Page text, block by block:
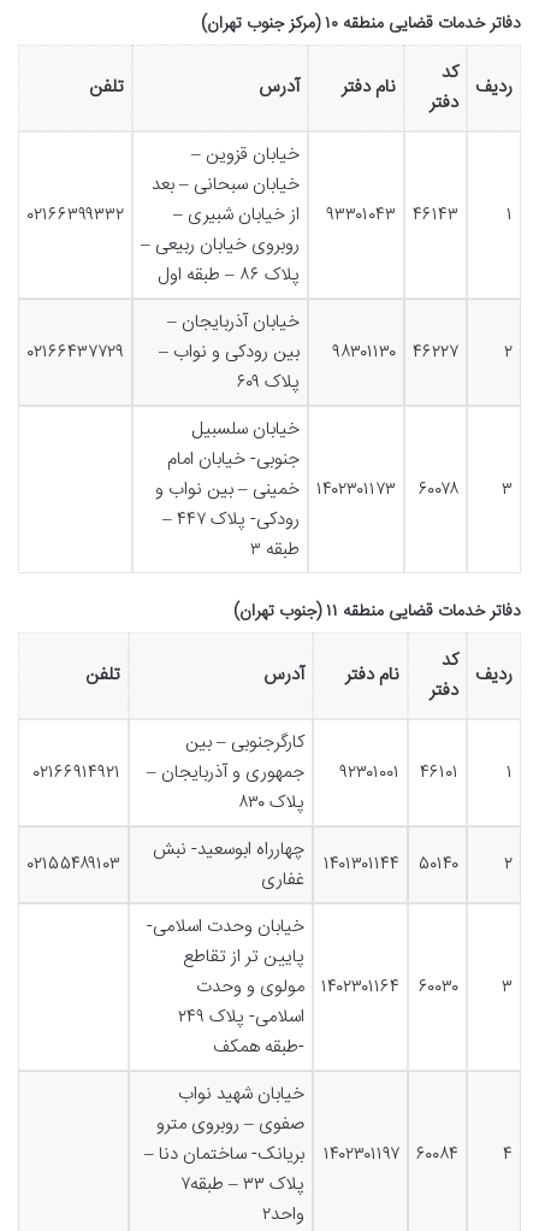
دفاتر خدمات قضایی منطقه ۱۰ (مرکز جنوب تهران)
ردیف کد
دفتر
نام دفتر آدرس تلفن
۱ ۴۶۱۴۳ ۹۳۳۰۱۰۴۳
خیابان قزوین –
خیابان سبحانی – بعد
از خیابان شبیری –
روبروی خیابان ربیعی –
پلاک ۸۶ – طبقه اول
۰۲۱۶۶۳۹۹۳۳۲
۲ ۴۶۲۲۷ ۹۸۳۰۱۱۳۰
خیابان آذربایجان –
بین رودکی و نواب –
پلاک ۶۰۹
۰۲۱۶۶۴۳۷۷۲۹
۳ ۶۰۰۷۸ ۱۴۰۲۳۰۱۱۷۳
خیابان سلسبیل
جنوبی- خیابان امام
خمینی – بین نواب و
رودکی- پلاک ۴۴۷ –
طبقه ۳
دفاتر خدمات قضایی منطقه ۱۱ (جنوب تهران)
ردیف کد
دفتر
نام دفتر آدرس تلفن
۱ ۴۶۱۰۱ ۹۲۳۰۱۰۰۱
کارگرجنوبی – بین
جمهوری و آذربایجان –
پلاک ۸۳۰
۰۲۱۶۶۹۱۴۹۲۱
۲ ۵۰۱۴۰ ۱۴۰۱۳۰۱۱۴۴
چهارراه ابوسعید- نبش
غفاری
۰۲۱۵۵۴۸۹۱۰۳
۳ ۶۰۰۳۰ ۱۴۰۲۳۰۱۱۶۴
خیابان وحدت اسلامی-
پایین تر از تقاطع
مولوی و وحدت
اسلامی- پلاک ۲۴۹
-طبقه همکف
۴ ۶۰۰۸۴ ۱۴۰۲۳۰۱۱۹۷
خیابان شهید نواب
صفوی – روبروی مترو
بریانک- ساختمان دنا –
پلاک ۳۳ – طبقه۷
واحد۲